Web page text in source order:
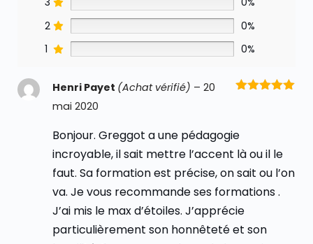
2
0%
1
0%
Henri Payet (Achat vérifié) – 20
mai 2020
Bonjour. Greggot a une pédagogie
incroyable, il sait mettre l’accent là ou il le
faut. Sa formation est précise, on sait ou l’on
va. Je vous recommande ses formations .
J’ai mis le max d’étoiles. J’apprécie
particulièrement son honnêteté et son